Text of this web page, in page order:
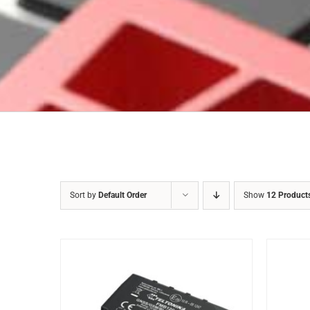
Sort by Default Order Show 12